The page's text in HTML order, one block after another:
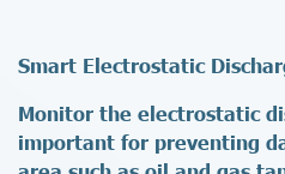
Smart Electrostatic
Monitor the electrostatic
important for preventing